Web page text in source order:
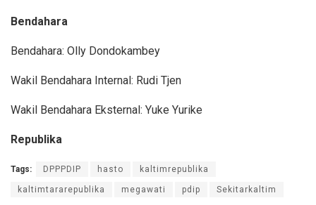
Bendahara
Bendahara: Olly Dondokambey
Wakil Bendahara Internal: Rudi Tjen
Wakil Bendahara Eksternal: Yuke Yurike
Republika
Tags: DPPPDIP hasto kaltimrepublika
kaltimtararepublika megawati pdip Sekitarkaltim